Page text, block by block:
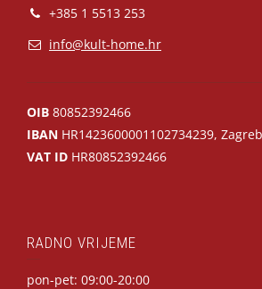
+385 1 5513 253
info@kult-home.hr
OIB 80852392466
IBAN HR1423600001102734239,
VAT ID HR80852392466
RADNO VRIJEME
pon-pet: 09:00-20:00